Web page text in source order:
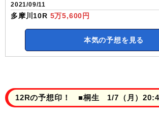
2021/09/11
多摩川10R 5万5,600円
本気の予想を見る
12Rの予想印！ ■桐生 1/7（月）